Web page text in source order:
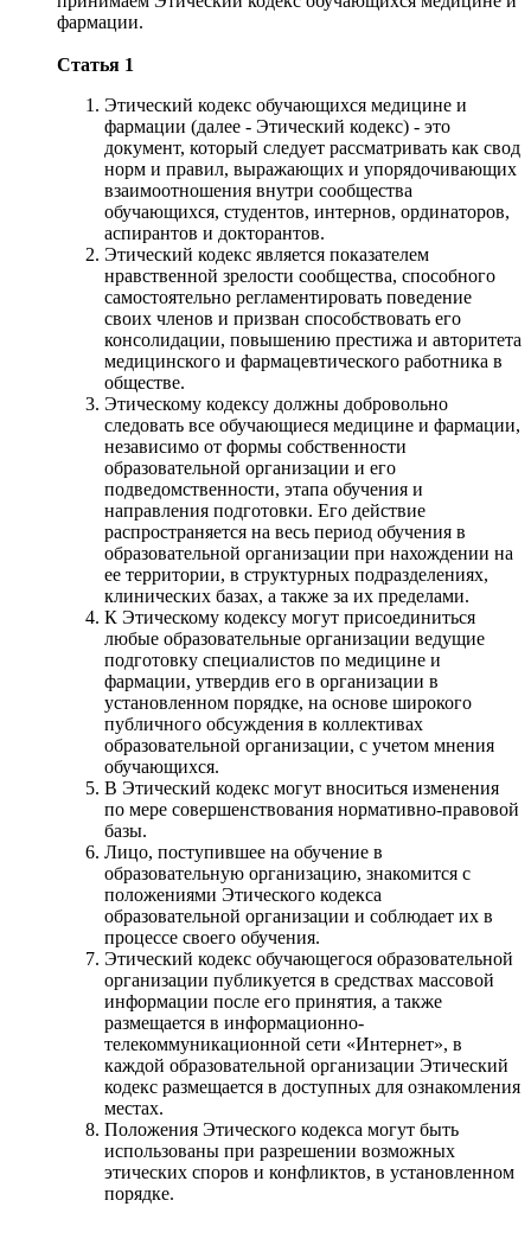
фармации.
Статья 1
Этический кодекс обучающихся медицине и
фармации (далее - Этический кодекс) - это
документ, который следует рассматривать как свод
норм и правил, выражающих и упорядочивающих
взаимоотношения внутри сообщества
обучающихся, студентов, интернов, ординаторов,
аспирантов и докторантов.
Этический кодекс является показателем
нравственной зрелости сообщества, способного
самостоятельно регламентировать поведение
своих членов и призван способствовать его
консолидации, повышению престижа и авторитета
медицинского и фармацевтического работника в
обществе.
Этическому кодексу должны добровольно
следовать все обучающиеся медицине и фармации,
независимо от формы собственности
образовательной организации и его
подведомственности, этапа обучения и
направления подготовки. Его действие
распространяется на весь период обучения в
образовательной организации при нахождении на
ее территории, в структурных подразделениях,
клинических базах, а также за их пределами.
К Этическому кодексу могут присоединиться
любые образовательные организации ведущие
подготовку специалистов по медицине и
фармации, утвердив его в организации в
установленном порядке, на основе широкого
публичного обсуждения в коллективах
образовательной организации, с учетом мнения
обучающихся.
В Этический кодекс могут вноситься изменения
по мере совершенствования нормативно-правовой
базы.
Лицо, поступившее на обучение в
образовательную организацию, знакомится с
положениями Этического кодекса
образовательной организации и соблюдает их в
процессе своего обучения.
Этический кодекс обучающегося образовательной
организации публикуется в средствах массовой
информации после его принятия, а также
размещается в информационно-
телекоммуникационной сети «Интернет», в
каждой образовательной организации Этический
кодекс размещается в доступных для ознакомления
местах.
Положения Этического кодекса могут быть
использованы при разрешении возможных
этических споров и конфликтов, в установленном
порядке.